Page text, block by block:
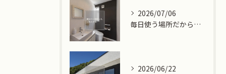
2026/07/06
毎日使う場所だからこそ、心地よさもデザインも大切に。
2026/06/22